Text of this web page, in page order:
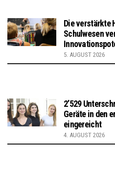
Die verstärkte
Schulwesen
5. AUGUST 2026
2’529
Geräte in den
eingereicht
4. AUGUST 2026